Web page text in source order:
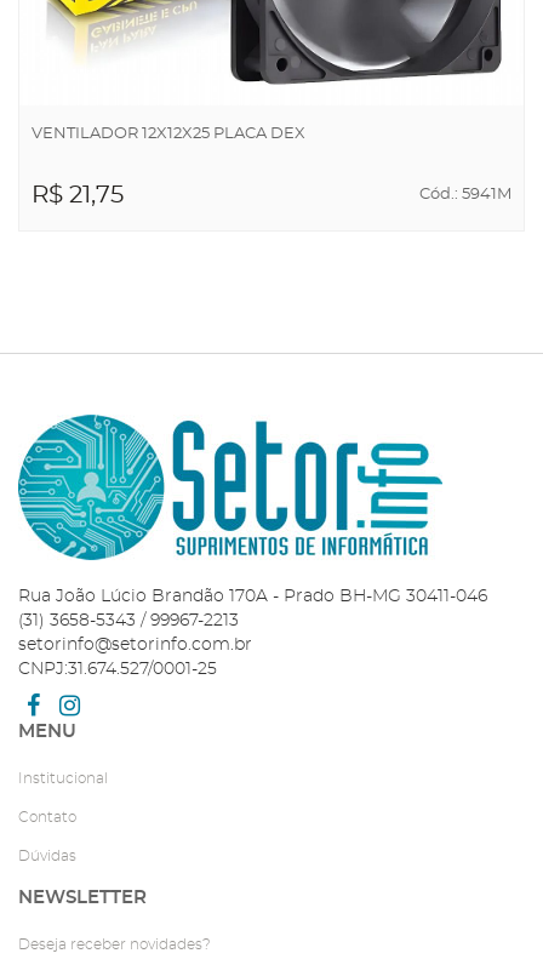
VENTILADOR 12X12X25 PLACA DEX
R$ 21,75 Cód.: 5941M
Rua João Lúcio Brandão 170A - Prado BH-MG 30411-046
(31) 3658-5343 / 99967-2213
setorinfo@setorinfo.com.br
CNPJ:31.674.527/0001-25
MENU
Institucional
Contato
Dúvidas
NEWSLETTER
Deseja receber novidades?